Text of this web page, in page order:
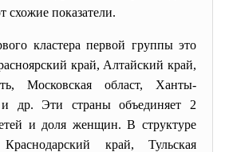
схожие показатели.
кластера первой группы это
край, Алтайский край,
Московская област, Ханты-
др. Эти страны объединяет 2
и доля женщин. В структуре
край, Тульская